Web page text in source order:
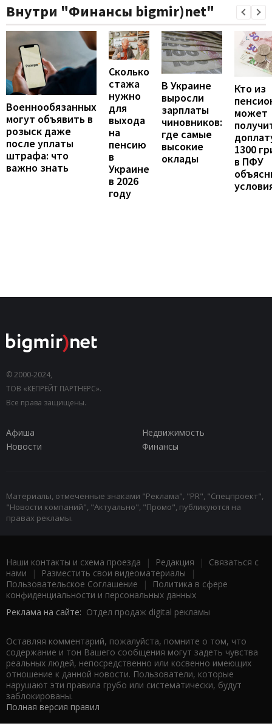
Внутри "Финансы bigmir)net"
Военнообязанных
могут объявить в
розыск даже
после уплаты
штрафа: что
важно знать
Сколько
стажа
нужно
для
выхода
на
пенсию
в
Украине
в 2026
году
В Украине
выросли
зарплаты
чиновников:
где самые
высокие
оклады
Кто из
может
1300
в ПФУ
© 2000-2024,
ТОВ «КЕПРЕЙТ ПАРТНЕРС».
Все права защищены.
Афиша
Недвижимость
Новости
Финансы
Материалы, отмеченные знаками "Реклама", "PR", "Спецпроект",
"Новости компаний", "Актуально", "Промо", публикуются на
правах рекламы.
Наши контакты и схема проезда | Редакция | Связаться с
нами | Разместить свои видеоматериалы |
Пользовательское Соглашение |
Политика в сфере
конфиденциальности и персональных данных
Реклама на сайте: Отдел продаж digital рекламы
Оставляя комментарий, пожалуйста, помните о том, что
содержание и тон Вашего сообщения могут задеть чувства
реальных людей, непосредственно или косвенно имеющих
отношение к данной новости. Пользователи, которые
нарушают эти правила грубо или систематически, будут
заблокированы.
Полная версия правил